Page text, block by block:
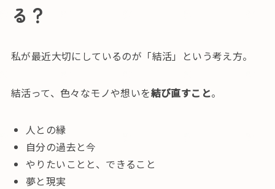
る？
私が最近大切にしているのが「結活」という考え方。
結活って、色々なモノや想いを結び直すこと。
人との縁
自分の過去と今
やりたいことと、できること
夢と現実